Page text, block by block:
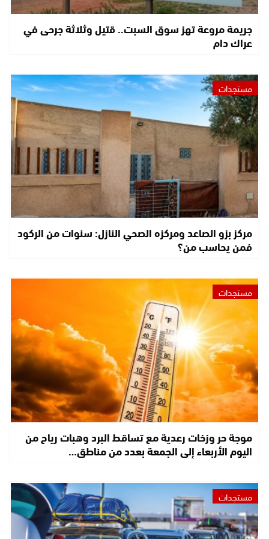
جريمة مروعة تهز سوق السبت.. قتيل وثلاثة جرحى في
عراك دام
مستجدات
مركز بزو الصاعد ومركزه الصحي النازل: سنوات من الركود
فمن يحاسب من؟
مستجدات
موجة حر وزخات رعدية مع تساقط البرد وهبات رياح من
اليوم الأربعاء إلى الجمعة بعدد من مناطق…
مستجدات